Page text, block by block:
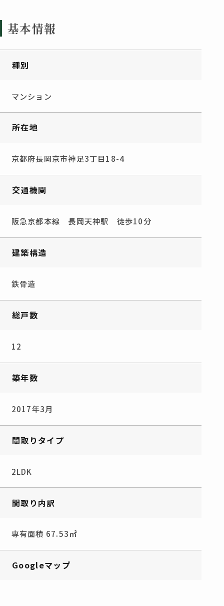
基本情報
種別
マンション
所在地
京都府長岡京市神足3丁目18-4
交通機関
阪急京都本線 長岡天神駅 徒歩10分
建築構造
鉄骨造
総戸数
12
築年数
2017年3月
間取りタイプ
2LDK
間取り内訳
専有面積 67.53㎡
Googleマップ